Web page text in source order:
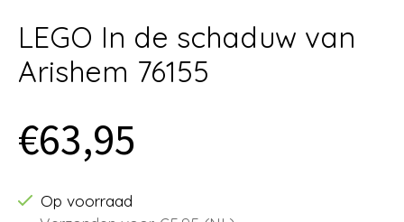
LEGO In de schaduw van
Arishem 76155
€63,95
Op voorraad